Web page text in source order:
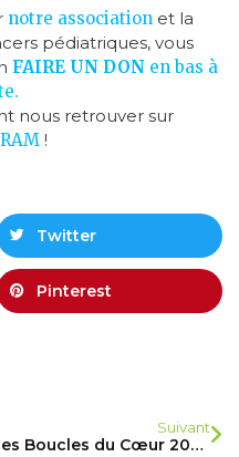
notre association et la
pédiatriques, vous
FAIRE UN DON en bas à
nous retrouver sur
!
Twitter
Pinterest
Suivant
Les Boucles du Cœur 2022…